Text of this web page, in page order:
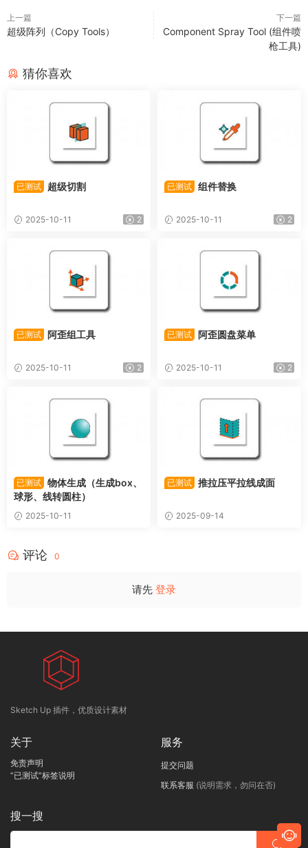
上一篇
超级阵列（Copy Tools）
下一篇
Component Spray Tool (组件喷
枪工具)
猜你喜欢
已测试 超级切割
2025-10-11 2
已测试 组件替换
2025-10-11 2
已测试 阿歪组工具
2025-10-11 2
已测试 阿歪圆盘菜单
2025-10-11 2
已测试 物体生成（生成box、
球形、线转圆柱）
2025-10-11
已测试 推拉压平拉线成面
2025-09-14
评论 0
请先 登录
Sketch Up 插件，优质设计素材
关于
免责声明
“已测试”标签说明
服务
提交问题
联系客服 (说明需求，勿问在否)
搜一搜